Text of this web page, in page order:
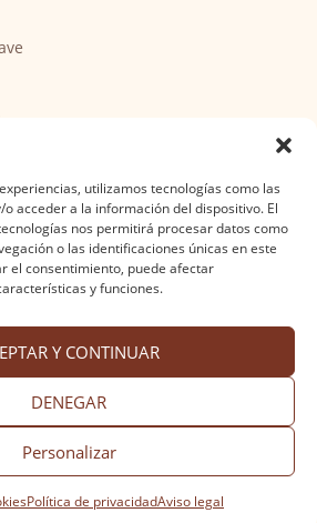
utilizamos tecnologías como las
acceder a la información del dispositivo. El
nos permitirá procesar datos como
o las identificaciones únicas en este
el consentimiento, puede afectar
y funciones.
Y CONTINUAR
DENEGAR
Personalizar
Política de privacidadAviso legal
de privacidad·Política de
Comunicación